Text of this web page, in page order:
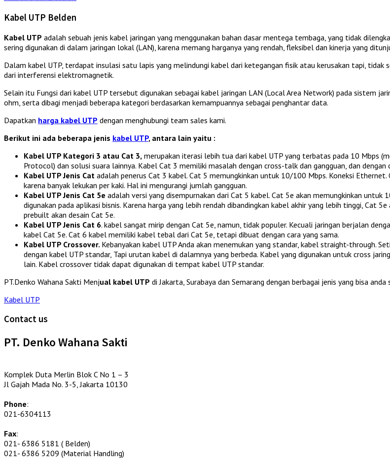
Kabel UTP Belden
Kabel UTP adalah sebuah jenis kabel jaringan yang menggunakan bahan dasar mentega tembaga, yang tidak
sering digunakan di dalam jaringan lokal (LAN), karena memang harganya yang rendah, fleksibel dan kinerja yang
Dalam kabel UTP, terdapat insulasi satu lapis yang melindungi kabel dari ketegangan fisik atau kerusakan tapi,
dari interferensi elektromagnetik.
Selain itu Fungsi dari kabel UTP tersebut digunakan sebagai kabel jaringan LAN (Local Area Network) pada sistem
ohm, serta dibagi menjadi beberapa kategori berdasarkan kemampuannya sebagai penghantar data.
Dapatkan harga kabel UTP dengan menghubungi team sales kami.
Berikut ini ada beberapa jenis kabel UTP, antara lain yaitu :
Kabel UTP Kategori 3 atau Cat 3, merupakan iterasi lebih tua dari kabel UTP yang terbatas pada 10 Mbps
Protocol) dan solusi suara lainnya. Kabel Cat 3 memiliki masalah dengan cross-talk dan gangguan, dan
Kabel UTP Jenis Cat adalah penerus Cat 3 kabel. Cat 5 memungkinkan untuk 10/100 Mbps. Koneksi
karena banyak lekukan per kaki. Hal ini mengurangi jumlah gangguan.
Kabel UTP Jenis Cat 5e adalah versi yang disempurnakan dari Cat 5 kabel. Cat 5e akan memungkinkan
digunakan pada aplikasi bisnis. Karena harga yang lebih rendah dibandingkan kabel akhir yang lebih tinggi, Cat
prebuilt akan desain Cat 5e.
Kabel UTP Jenis Cat 6. kabel sangat mirip dengan Cat 5e, namun, tidak populer. Kecuali jaringan berjalan
kabel Cat 5e. Cat 6 kabel memiliki kabel tebal dari Cat 5e, tetapi dibuat dengan cara yang sama.
Kabel UTP Crossover. Kebanyakan kabel UTP Anda akan menemukan yang standar, kabel straight-through.
dengan kabel UTP standar, Tapi urutan kabel di dalamnya yang berbeda. Kabel yang digunakan untuk cross
lain. Kabel crossover tidak dapat digunakan di tempat kabel UTP standar.
PT.Denko Wahana Sakti Menjual kabel UTP di Jakarta, Surabaya dan Semarang dengan berbagai jenis yang bisa
Kabel UTP
Contact us
PT. Denko Wahana Sakti
Komplek Duta Merlin Blok C No 1 – 3
Jl Gajah Mada No. 3-5, Jakarta 10130
Phone:
021-6304113
Fax:
021- 6386 5181 ( Belden)
021- 6386 5209 (Material Handling)